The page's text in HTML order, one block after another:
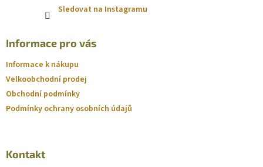
Sledovat na Instagramu
Informace pro vás
Informace k nákupu
Velkoobchodní prodej
Obchodní podmínky
Podmínky ochrany osobních údajů
Kontakt